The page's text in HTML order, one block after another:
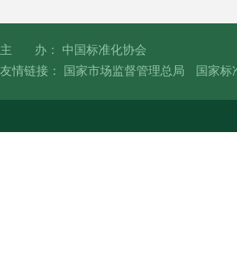
主 办： 中国标准化协会
友情链接：
国家市场监督管理总局 国家标